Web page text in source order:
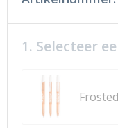
1. Selecteer